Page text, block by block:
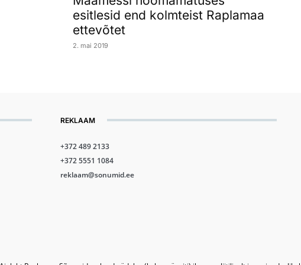
esitlesid end kolmteist Raplamaa
ettevõtet
2. mai 2019
REKLAAM
+372 489 2133
+372 5551 1084
reklaam@sonumid.ee